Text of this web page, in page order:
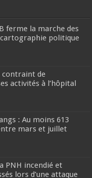
ferme la marche des
cartographie politique
contraint de
activités à l’hôpital
: Au moins 613
mars et juillet
PNH incendié et
lors d’une attaque